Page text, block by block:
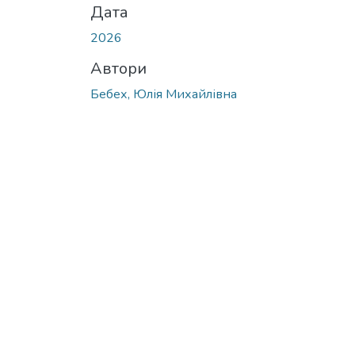
Дата
2026
Автори
Бебех, Юлія Михайлівна